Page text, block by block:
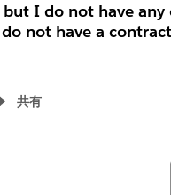
I do not have any
not have a
共有
menu